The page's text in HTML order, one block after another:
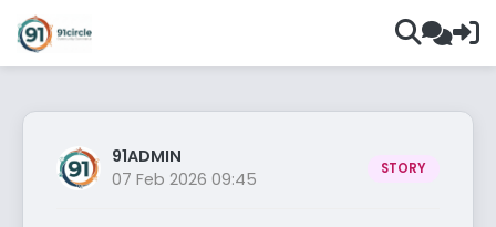
91ADMIN
07 Feb 2026 09:45
STORY